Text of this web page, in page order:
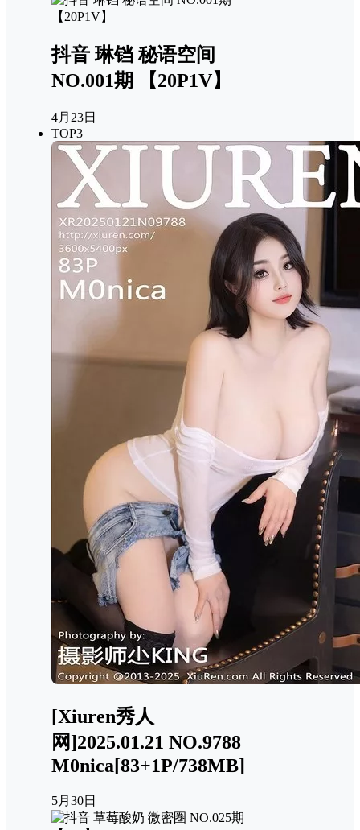
抖音 琳铛 秘语空间
NO.001期 【20P1V】
4月23日
TOP3
[Xiuren秀人
网]2025.01.21 NO.9788
M0nica[83+1P/738MB]
5月30日